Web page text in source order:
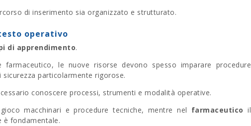
di inserimento sia organizzato e strutturato.
operativo
di apprendimento.
le nuove risorse devono spesso imparare procedure
particolarmente rigorose.
conoscere processi, strumenti e modalità operative.
macchinari e procedure tecniche, mentre nel farmaceuticoil
è fondamentale.